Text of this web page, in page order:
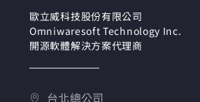
歐立威科技股份有限公司
Omniwaresoft Technology Inc.
開源軟體解決方案代理商
台北總公司